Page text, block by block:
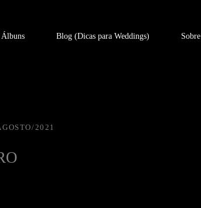
Álbuns Blog (Dicas para Weddings) Sobre
2021